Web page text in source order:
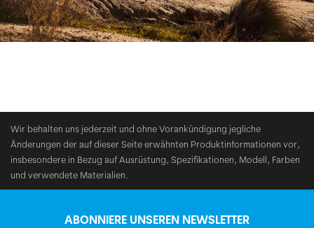
Wir behalten uns jederzeit und ohne Vorankündigung jegliche
Änderungen der auf dieser Seite erwähnten Produktinformationen vor,
insbesondere in Bezug auf Ausrüstung, Spezifikationen, Modell, Farben
und verwendete Materialien.
ABONNIERE UNSEREN NEWSLETTER